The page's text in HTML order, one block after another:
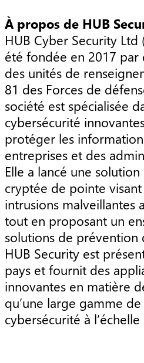
À propos de HUB
HUB Cyber Security Ltd
été fondée en 2017 par
des unités de
81 des Forces de
société est spécialisée
cybersécurité
protéger les
entreprises et des
Elle a lancé une
cryptée de pointe
intrusions malveillantes
tout en proposant un
solutions de prévention
HUB Security est
pays et fournit des
innovantes en matière
qu’une large gamme
cybersécurité à